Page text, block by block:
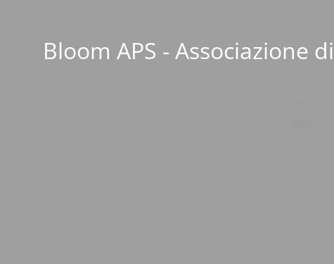
Bloom APS - Associazione